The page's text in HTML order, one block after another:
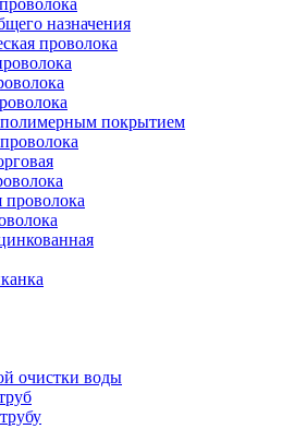
назначения
проволока
покрытием
проволока
очистки воды